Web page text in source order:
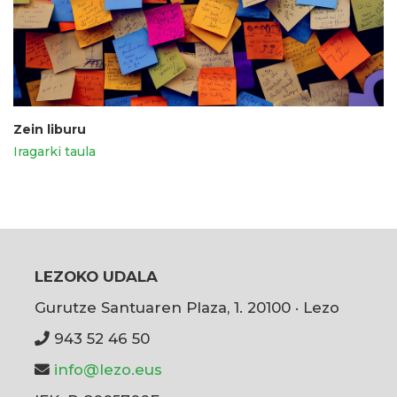
Zein liburu
Iragarki taula
LEZOKO UDALA
Gurutze Santuaren Plaza, 1. 20100 · Lezo
943 52 46 50
info@lezo.eus